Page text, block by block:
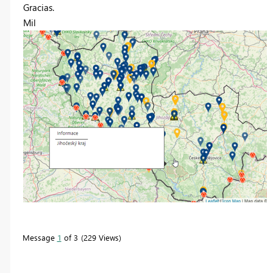
Gracias.
Mil
Message 1 of 3 229 Views